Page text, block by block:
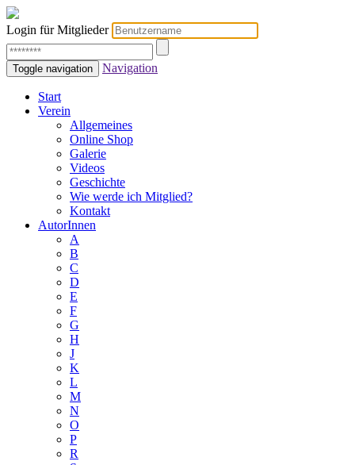
Login für Mitglieder
Toggle navigation Navigation
Start
Verein
Allgemeines
Online Shop
Galerie
Videos
Geschichte
Wie werde ich Mitglied?
Kontakt
AutorInnen
A
B
C
D
E
F
G
H
J
K
L
M
N
O
P
R